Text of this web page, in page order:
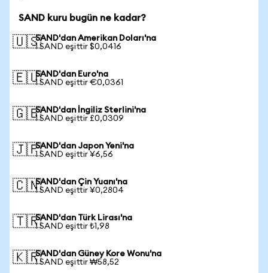
SAND kuru bugün ne kadar?
🇺🇸SAND'dan Amerikan Doları'na
1 SAND eşittir $0,0416
🇪🇺SAND'dan Euro'na
1 SAND eşittir €0,0361
🇬🇧SAND'dan İngiliz Sterlini'na
1 SAND eşittir £0,0309
🇯🇵SAND'dan Japon Yeni'na
1 SAND eşittir ¥6,56
🇨🇳SAND'dan Çin Yuanı'na
1 SAND eşittir ¥0,2804
🇹🇷SAND'dan Türk Lirası'na
1 SAND eşittir ₺1,98
🇰🇷SAND'dan Güney Kore Wonu'na
1 SAND eşittir ₩58,52